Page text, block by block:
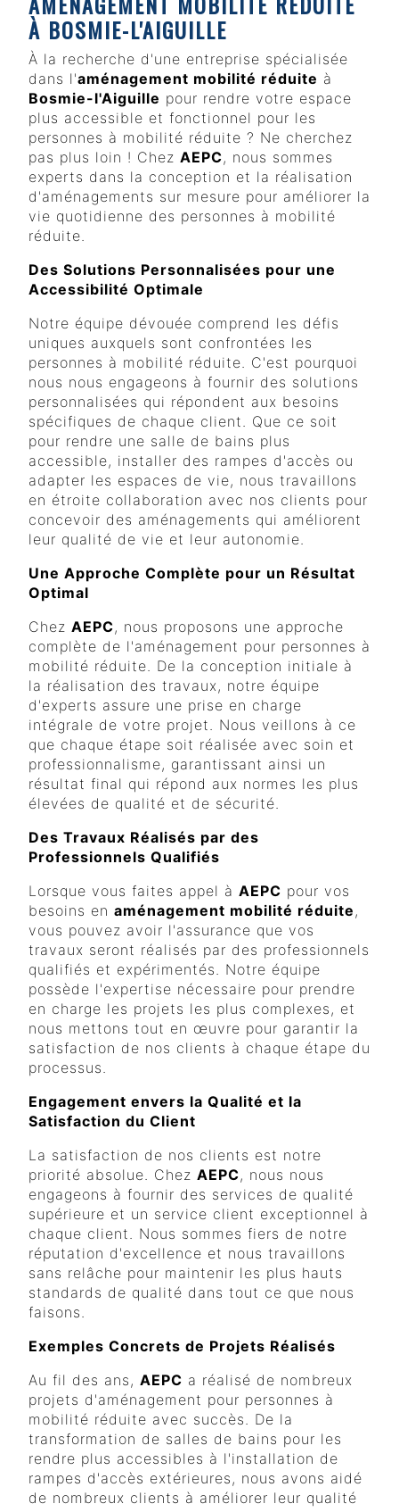
À BOSMIE-L'AIGUILLE
À la recherche d'une entreprise spécialisée
dans l'aménagement mobilité réduite à
Bosmie-l'Aiguille pour rendre votre espace
plus accessible et fonctionnel pour les
personnes à mobilité réduite ? Ne cherchez
pas plus loin ! Chez AEPC, nous sommes
experts dans la conception et la réalisation
d'aménagements sur mesure pour améliorer la
vie quotidienne des personnes à mobilité
réduite.
Des Solutions Personnalisées pour une
Accessibilité Optimale
Notre équipe dévouée comprend les défis
uniques auxquels sont confrontées les
personnes à mobilité réduite. C'est pourquoi
nous nous engageons à fournir des solutions
personnalisées qui répondent aux besoins
spécifiques de chaque client. Que ce soit
pour rendre une salle de bains plus
accessible, installer des rampes d'accès ou
adapter les espaces de vie, nous travaillons
en étroite collaboration avec nos clients pour
concevoir des aménagements qui améliorent
leur qualité de vie et leur autonomie.
Une Approche Complète pour un Résultat
Optimal
Chez AEPC, nous proposons une approche
complète de l'aménagement pour personnes à
mobilité réduite. De la conception initiale à
la réalisation des travaux, notre équipe
d'experts assure une prise en charge
intégrale de votre projet. Nous veillons à ce
que chaque étape soit réalisée avec soin et
professionnalisme, garantissant ainsi un
résultat final qui répond aux normes les plus
élevées de qualité et de sécurité.
Des Travaux Réalisés par des
Professionnels Qualifiés
Lorsque vous faites appel à AEPC pour vos
besoins en aménagement mobilité réduite,
vous pouvez avoir l'assurance que vos
travaux seront réalisés par des professionnels
qualifiés et expérimentés. Notre équipe
possède l'expertise nécessaire pour prendre
en charge les projets les plus complexes, et
nous mettons tout en œuvre pour garantir la
satisfaction de nos clients à chaque étape du
processus.
Engagement envers la Qualité et la
Satisfaction du Client
La satisfaction de nos clients est notre
priorité absolue. Chez AEPC, nous nous
engageons à fournir des services de qualité
supérieure et un service client exceptionnel à
chaque client. Nous sommes fiers de notre
réputation d'excellence et nous travaillons
sans relâche pour maintenir les plus hauts
standards de qualité dans tout ce que nous
faisons.
Exemples Concrets de Projets Réalisés
Au fil des ans, AEPC a réalisé de nombreux
projets d'aménagement pour personnes à
mobilité réduite avec succès. De la
transformation de salles de bains pour les
rendre plus accessibles à l'installation de
rampes d'accès extérieures, nous avons aidé
de nombreux clients à améliorer leur qualité